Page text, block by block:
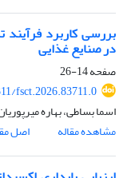
بررسی کاربرد
در صنایع غذایی
صفحه14-26
fsct.2026.83711.0
اسما بساطی، بهاره
مشاهده مقاله
اصل